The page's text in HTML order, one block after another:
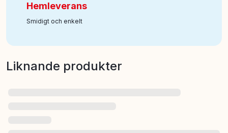
Hemleverans
Smidigt och enkelt
Liknande produkter